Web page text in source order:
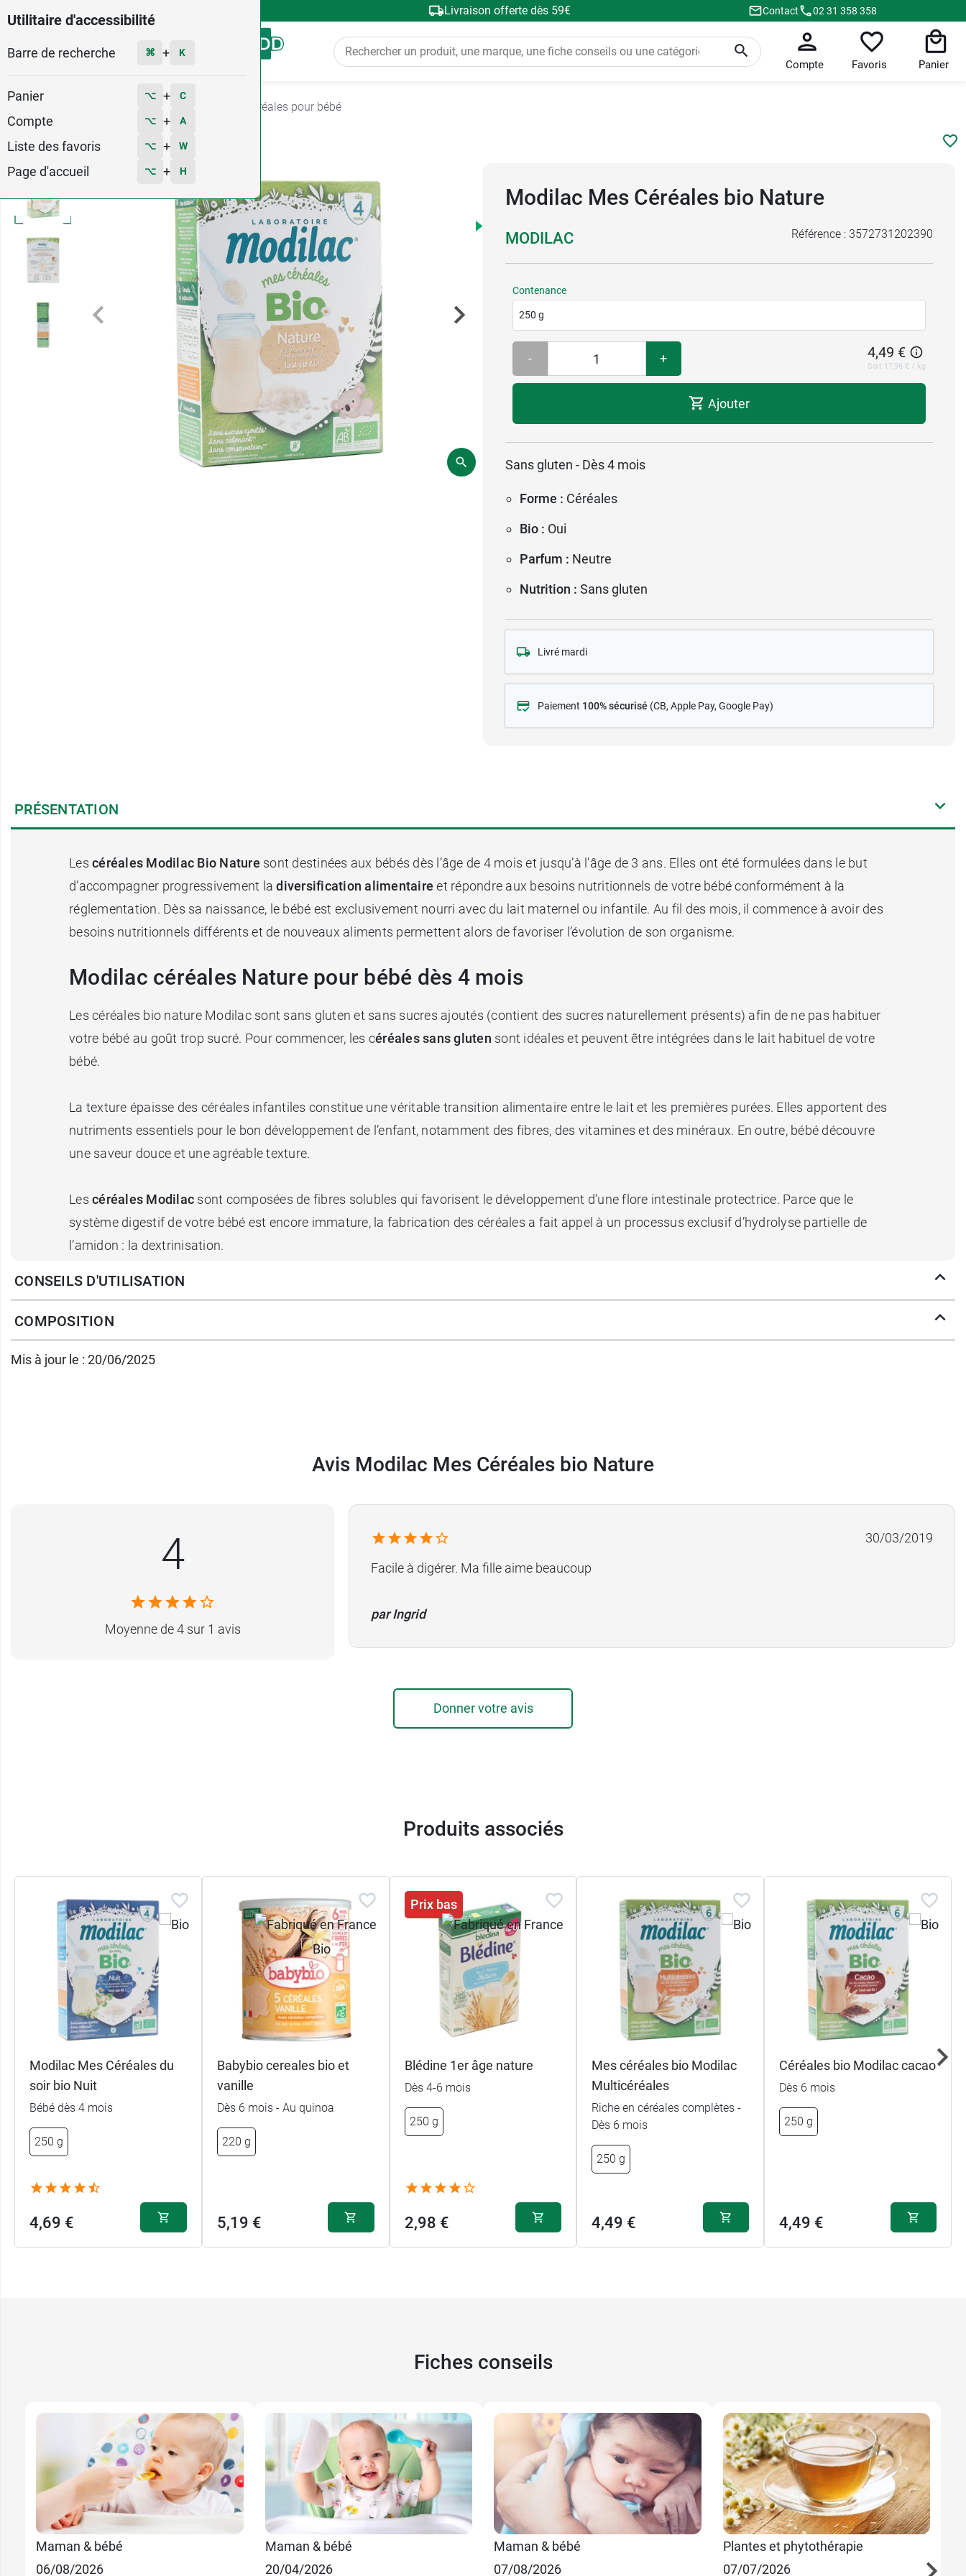
Utilitaire d'accessibilité
Barre de recherche ⌘ + K
Panier ⌥ + C
Compte ⌥ + A
Liste des favoris ⌥ + W
Page d'accueil ⌥ + H
Livraison offerte dès 59€ Contact 02 31 358 358
Menu
Compte Favoris Panier
Céréales pour bébé
1
Modilac Mes Céréales bio Nature
MODILAC Référence : 3572731202390
Contenance
250 g
- + 4,49 €
Soit 17,96 € / kg
Ajouter
Sans gluten - Dès 4 mois
Forme : Céréales
Bio : Oui
Parfum : Neutre
Nutrition : Sans gluten
Livré mardi
Paiement 100% sécurisé (CB, Apple Pay, Google Pay)
PRÉSENTATION
Les céréales Modilac Bio Nature sont destinées aux bébés dès l’âge de 4 mois et jusqu’à l'âge de 3 ans. Elles ont été formulées dans le but
d’accompagner progressivement ladiversification alimentaire et répondre aux besoins nutritionnels de votre bébé conformément à la
réglementation. Dès sa naissance, le bébé est exclusivement nourri avec du lait maternel ou infantile. Au fil des mois, il commence à avoir des
besoins nutritionnels différents et de nouveaux aliments permettent alors de favoriser l’évolution de son organisme.
Modilac céréales Nature pour bébé dès 4 mois
Les céréales bio nature Modilac sont sans gluten et sans sucres ajoutés (contient des sucres naturellement présents) afin de ne pas habituer
votre bébé au goût trop sucré. Pour commencer, les céréales sans gluten sont idéales et peuvent être intégrées dans le lait habituel de votre
bébé.
La texture épaisse des céréales infantiles constitue une véritable transition alimentaire entre le lait et les premières purées. Elles apportent des
nutriments essentiels pour le bon développement de l’enfant, notamment des fibres, des vitamines et des minéraux. En outre, bébé découvre
une saveur douce et une agréable texture.
Les céréales Modilac sont composées de fibres solubles qui favorisent le développement d’une flore intestinale protectrice. Parce que le
système digestif de votre bébé est encore immature, la fabrication des céréales a fait appel à un processus exclusif d’hydrolyse partielle de
l’amidon : la dextrinisation.
Faciles à digérer et à assimiler
aliments dans les repas de votre enfant permet de lui faire découvrir de nouvelles saveurs et consistances. De plus, avec ces céréales, les bébés
sont plus rassasiés et il est donc possible d’espacer peu à peu les biberons.
CONSEILS D'UTILISATION
COMPOSITION
Mis à jour le : 20/06/2025
Avis Modilac Mes Céréales bio Nature
4
Moyenne de 4 sur 1 avis
30/03/2019
Facile à digérer. Ma fille aime beaucoup
par Ingrid
Donner votre avis
Produits associés
Modilac Mes Céréales du
soir bio Nuit
Bébé dès 4 mois
250 g
4,69 €
Babybio cereales bio et
vanille
Dès 6 mois - Au quinoa
220 g
5,19 €
Prix bas
Blédine 1er âge nature
Dès 4-6 mois
250 g
2,98 €
Mes céréales bio Modilac
Multicéréales
Riche en céréales complètes -
Dès 6 mois
250 g
4,49 €
Céréales bio Modilac cacao
Dès 6 mois
250 g
4,49 €
Fiches conseils
Maman & bébé
06/08/2026
Maman & bébé
20/04/2026
Maman & bébé
07/08/2026
Plantes et phytothérapie
07/07/2026